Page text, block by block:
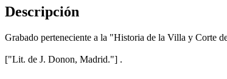
Descripción
Grabado perteneciente a la "Historia de la Villa y Corte
["Lit. de J. Donon, Madrid."] .